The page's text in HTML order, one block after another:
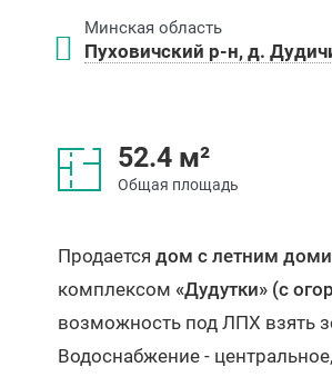
Минская область
Пуховичский р-н, д.
52.4 м²
Общая площадь
Продается дом с летним
комплексом «Дудутки» (с
возможность под ЛПХ взять
Водоснабжение -